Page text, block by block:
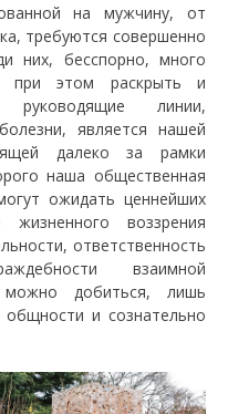
на мужчину, от
требуются совершенно
них, бесспорно, много
при этом раскрыть и
руководящие линии,
является нашей
далеко за рамки
наша общественная
ожидать ценнейших
воззрения
ответственность
взаимной
можно добиться, лишь
общности и сознательно